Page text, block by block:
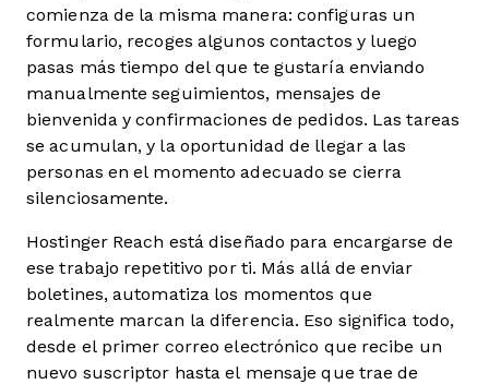
comienza de la misma manera: configuras un
formulario, recoges algunos contactos y luego
pasas más tiempo del que te gustaría enviando
manualmente seguimientos, mensajes de
bienvenida y confirmaciones de pedidos. Las tareas
se acumulan, y la oportunidad de llegar a las
personas en el momento adecuado se cierra
silenciosamente.
Hostinger Reach está diseñado para encargarse de
ese trabajo repetitivo por ti. Más allá de enviar
boletines, automatiza los momentos que
realmente marcan la diferencia. Eso significa todo,
desde el primer correo electrónico que recibe un
nuevo suscriptor hasta el mensaje que trae de